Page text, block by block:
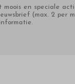
en speciale
(max. 2 per